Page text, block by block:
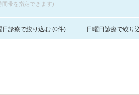
間帯を指定できます)
日診療で絞り込む (0件) 日曜日診療で絞り